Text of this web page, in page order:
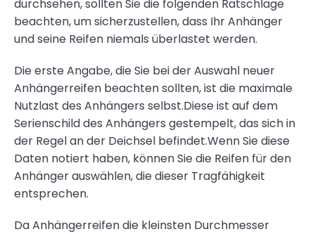
durchsehen, sollten Sie die folgenden Ratschläge
beachten, um sicherzustellen, dass Ihr Anhänger
und seine Reifen niemals überlastet werden.
Die erste Angabe, die Sie bei der Auswahl neuer
Anhängerreifen beachten sollten, ist die maximale
Nutzlast des Anhängers selbst.Diese ist auf dem
Serienschild des Anhängers gestempelt, das sich in
der Regel an der Deichsel befindet.Wenn Sie diese
Daten notiert haben, können Sie die Reifen für den
Anhänger auswählen, die dieser Tragfähigkeit
entsprechen.
Da Anhängerreifen die kleinsten Durchmesser